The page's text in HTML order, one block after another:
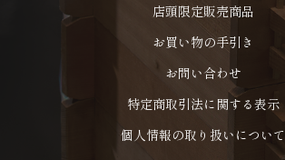
店頭限定販売商品
お買い物の手引き
お問い合わせ
特定商取引法に関する表示
個人情報の取り扱いについて